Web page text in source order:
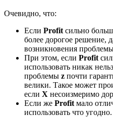
Очевидно, что:
Если Profit сильно
более дорогое решение,
возникновения
При этом, если Profit
использовать никак
проблемы z почти
велики. Такое может
если X несоизмеримо
Если же Profit мало
использовать что угодно.